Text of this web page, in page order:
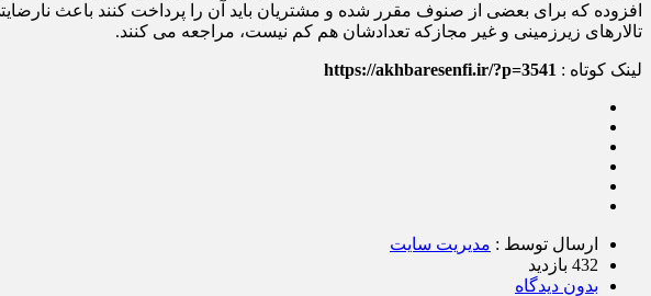
افزوده که برای بعضی از صنوف مقرر شده و مشتریان باید آن را پرداخت کنند باعث
تالارهای زیرزمینی و غیر مجازکه تعدادشان هم کم نیست، مراجعه می کنند.
لینک کوتاه : https://akhbaresenfi.ir/?p=3541
ارسال توسط : مدیریت سایت
432 بازدید
بدون دیدگاه